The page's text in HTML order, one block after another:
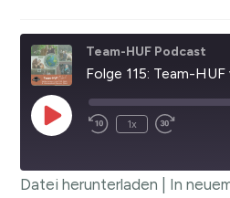
Team-HUF Podcast
Folge 115: Team-
1x
Datei herunterladen In